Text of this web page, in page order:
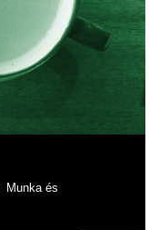
Munka és